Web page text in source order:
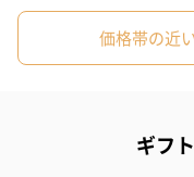
キャンドル・お香を同梱
価格帯の近
ギフ